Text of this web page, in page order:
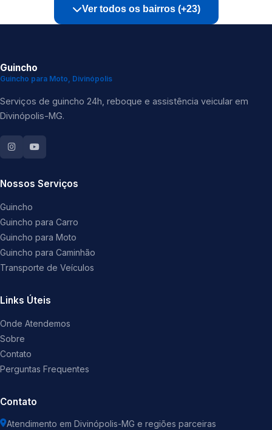
Ver todos os bairros (+23)
Guincho
Guincho para Moto, Divinópolis
Serviços de guincho 24h, reboque e assistência veicular em
Divinópolis-MG.
Nossos Serviços
Guincho
Guincho para Carro
Guincho para Moto
Guincho para Caminhão
Transporte de Veículos
Links Úteis
Onde Atendemos
Sobre
Contato
Perguntas Frequentes
Contato
Atendimento em Divinópolis-MG e regiões parceiras